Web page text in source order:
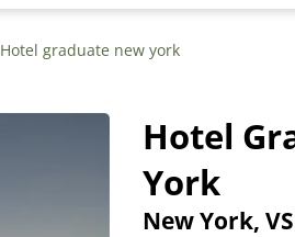
Hotel graduate new york
Hotel
York
New York, VS